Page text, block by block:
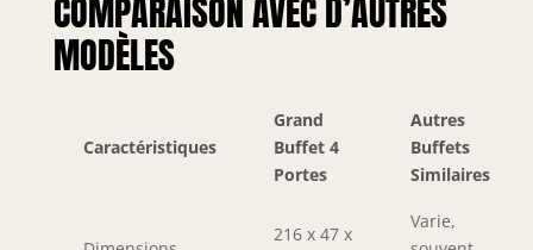
COMPARAISON AVEC D’AUTRES
MODÈLES
Caractéristiques
Grand
Buffet 4
Portes
Autres
Buffets
Similaires
216 x 47 x
Varie,